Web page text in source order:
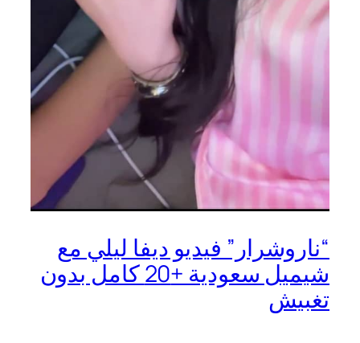
“ناروشرار” فيديو ديفا ليلي مع
شيميل سعودية +20 كامل بدون
تغبيش